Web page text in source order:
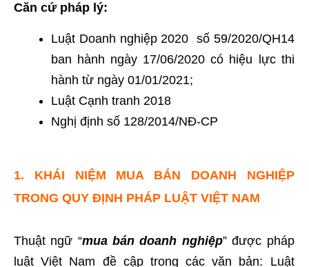
Căn cứ pháp lý:
Luật Doanh nghiệp 2020 số 59/2020/QH14
ban hành ngày 17/06/2020 có hiệu lực thi
hành từ ngày 01/01/2021;
Luật Cạnh tranh 2018
Nghị định số 128/2014/NĐ-CP
1. KHÁI NIỆM MUA BÁN DOANH NGHIỆP
TRONG QUY ĐỊNH PHÁP LUẬT VIỆT NAM
Thuật ngữ “mua bán doanh nghiệp” được pháp
luật Việt Nam đề cập trong các văn bản: Luật